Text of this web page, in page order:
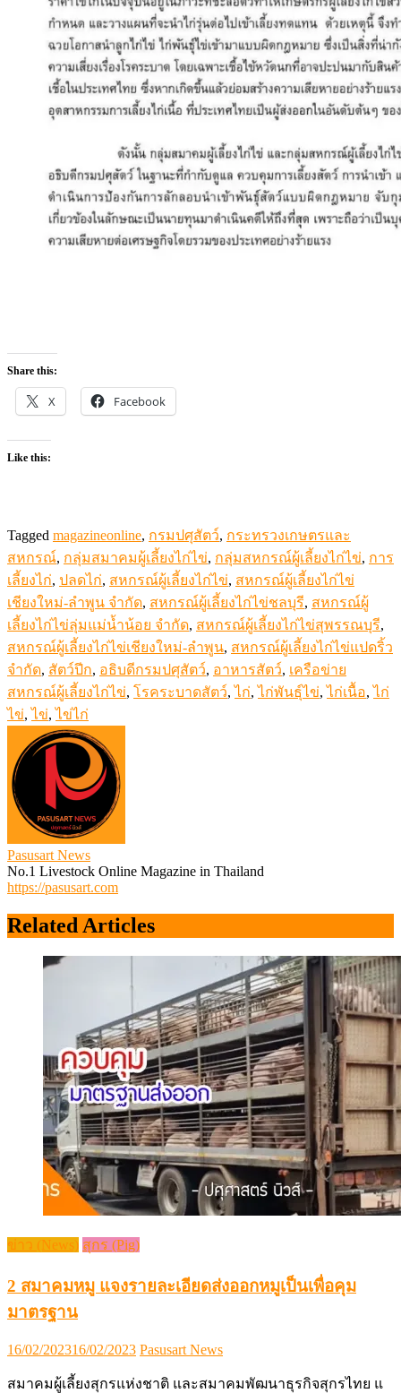
Share this:
X Facebook
Like this:
Tagged magazineonline, กรมปศุสัตว์, กระทรวงเกษตรและ
สหกรณ์, กลุ่มสมาคมผู้เลี้ยงไก่ไข่, กลุ่มสหกรณ์ผู้เลี้ยงไก่ไข่, การ
เลี้ยงไก่, ปลดไก่, สหกรณ์ผู้เลี้ยงไก่ไข่, สหกรณ์ผู้เลี้ยงไก่ไข่
เชียงใหม่-ลำพูน จำกัด, สหกรณ์ผู้เลี้ยงไก่ไข่ชลบุรี, สหกรณ์ผู้
เลี้ยงไก่ไข่ลุ่มแม่น้ำน้อย จำกัด, สหกรณ์ผู้เลี้ยงไก่ไข่สุพรรณบุรี,
สหกรณ์ผู้เลี้ยงไก่ไข่เชียงใหม่-ลำพูน, สหกรณ์ผู้เลี้ยงไก่ไข่แปดริ้ว
จำกัด, สัตว์ปีก, อธิบดีกรมปศุสัตว์, อาหารสัตว์, เครือข่าย
สหกรณ์ผู้เลี้ยงไก่ไข่, โรคระบาดสัตว์,ไก่,ไก่พันธุ์ไข่,ไก่เนื้อ,ไก่
ไข่,ไข่,ไข่ไก่
Pasusart News
No.1 Livestock Online Magazine in Thailand
https://pasusart.com
Related Articles
ข่าว (News) สุกร (Pig)
2 สมาคมหมู แจงรายละเอียดส่งออกหมูเป็นเพื่อคุม
มาตรฐาน
Posted
16/02/202316/02/2023 Author
Pasusart News
สมาคมผู้เลี้ยงสุกรแห่งชาติ และสมาคมพัฒนาธุรกิจสุกรไทย แ